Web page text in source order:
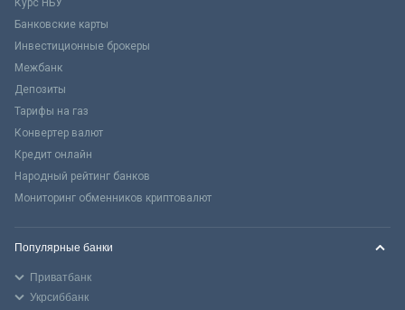
Курс НБУ
Банковские карты
Инвестиционные брокеры
Межбанк
Депозиты
Тарифы на газ
Конвертер валют
Кредит онлайн
Народный рейтинг банков
Мониторинг обменников криптовалют
Популярные банки
Приватбанк
Укрсиббанк